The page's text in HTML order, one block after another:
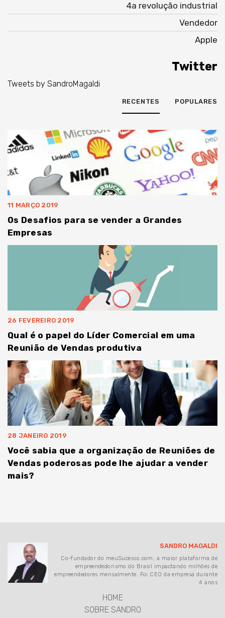
4a revolução industrial
Vendedor
Apple
Twitter
Tweets by SandroMagaldi
POPULARES
RECENTES
11 MARÇO 2019
Os Desafios para se vender a Grandes
Empresas
26 FEVEREIRO 2019
Qual é o papel do Líder Comercial em uma
Reunião de Vendas produtiva
28 JANEIRO 2019
Você sabia que a organização de Reuniões de
Vendas poderosas pode lhe ajudar a vender
mais?
SANDRO MAGALDI
Co-fundador do meuSucesso.com, a maior plataforma de
empreendedorismo do Brasil impactando milhões de
empreendedores mensalmente. Foi CEO da empresa durante
4 anos
HOME
SOBRE SANDRO